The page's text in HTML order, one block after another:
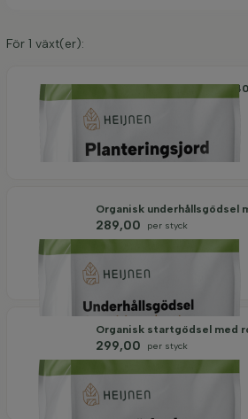
För 1 växt(er):
Organisk planteringsjord
Organisk underhållsgödsel
289,00 per styck
Organisk startgödsel med
299,00 per styck